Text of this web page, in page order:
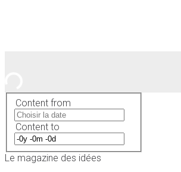
Content from
Content to
Le magazine des idées